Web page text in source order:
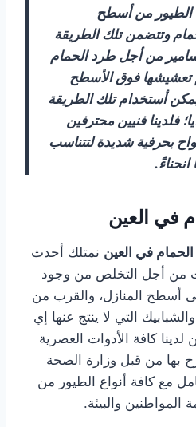
الطيور من أسطح
وتتضمن تلكالطريقة
من أجل طرد الحمام
تعشيشها فوق الأسطح
أستخدام تلك الطريقة
فلدينا فنيين محترفين
بحرفية شديدة لتتناسب
في العين
في العين نمتلك أحدث
من أجل التخلص من وجود
أسطح المنازل، والقرب من
التي لا ينتج عنها إي
لدينا كافة الأدوات العصرية
بها من قبل وزارة الصحة
مع كافة أنواع الطيور من
المواطنين والبيئة.